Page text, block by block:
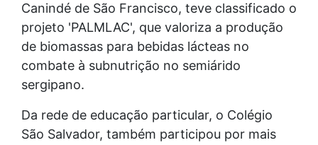
Canindé de São Francisco, teve classificado o
projeto 'PALMLAC', que valoriza a produção
de biomassas para bebidas lácteas no
combate à subnutrição no semiárido
sergipano.
Da rede de educação particular, o Colégio
São Salvador, também participou por mais